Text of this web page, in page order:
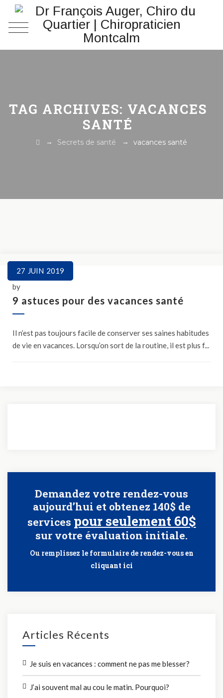
TAG ARCHIVES: VACANCES
SANTÉ
→ Secrets de santé → vacances santé
27 JUIN 2019
by
9 astuces pour des vacances santé
Il n’est pas toujours facile de conserver ses saines habitudes
de vie en vacances. Lorsqu’on sort de la routine, il est plus f...
Demandez votre rendez-vous
aujourd’hui et obtenez 140$ de
services pour seulement 60$
sur votre évaluation initiale.
Ou remplissez le formulaire de rendez-vousen
cliquant ici
Articles Récents
Je suis en vacances : comment ne pas me blesser?
J’ai souvent mal au cou le matin. Pourquoi?